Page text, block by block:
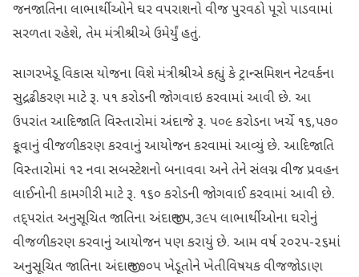
જનજાતિના લાભાર્થીઓને ઘર વપરાશનો વીજ પુરવઠો પૂરો પાડવામાં
સરળતા રહેશે, તેમ મંત્રીશ્રીએ ઉમેર્યું હતું.
સાગરખેડૂ વિકાસ યોજના વિશે મંત્રીશ્રીએ કહ્યું કે ટ્રાન્સમિશન નેટવર્કના
સુદ્રઢીકરણ માટે રૂ. ૫૧ કરોડની જોગવાઇ કરવામાં આવી છે. આ
ઉપરાંત આદિજાતિ વિસ્તારોમાં અંદાજે રૂ. ૫૦૯ કરોડના ખર્ચે ૧૬,૫૭૦
કૂવાનું વીજળીકરણ કરવાનું આયોજન કરવામાં આવ્યું છે. આદિજાતિ
વિસ્તારોમાં ૧૨ નવા સબસ્ટેશનો બનાવવા અને તેને સંલગ્ન વીજ પ્રવહન
લાઈનોની કામગીરી માટે રૂ. ૧૬૦ કરોડની જોગવાઈ કરવામાં આવી છે.
તદ્પરાંત અનુસૂચિત જાતિના અંદાજીત ૫,૩૯૫ લાભાર્થીઓના ઘરોનું
વીજળીકરણ કરવાનું આયોજન પણ કરાયું છે. આમ વર્ષ ૨૦૨૫-૨૬માં
અનુસૂચિત જાતિના અંદાજીત ૭૦૫ ખેડૂતોને ખેતીવિષયક વીજજોડાણ